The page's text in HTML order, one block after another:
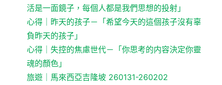
活是一面鏡子，每個人都是我們思想的投射」
心得｜昨天的孩子－「希望今天的這個孩子沒有辜
負昨天的孩子」
心得｜失控的焦慮世代－「你思考的内容決定你靈
魂的顏色」
旅遊｜馬來西亞吉隆坡 260131-260202